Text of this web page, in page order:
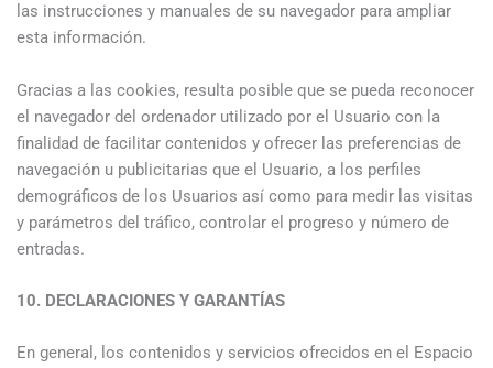
las instrucciones y manuales de su navegador para ampliar
esta información.
Gracias a las cookies, resulta posible que se pueda reconocer
el navegador del ordenador utilizado por el Usuario con la
finalidad de facilitar contenidos y ofrecer las preferencias de
navegación u publicitarias que el Usuario, a los perfiles
demográficos de los Usuarios así como para medir las visitas
y parámetros del tráfico, controlar el progreso y número de
entradas.
10. DECLARACIONES Y GARANTÍAS
En general, los contenidos y servicios ofrecidos en el Espacio